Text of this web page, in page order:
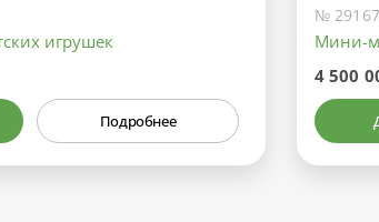
игрушек
Подробнее
№
Мини-
4 500